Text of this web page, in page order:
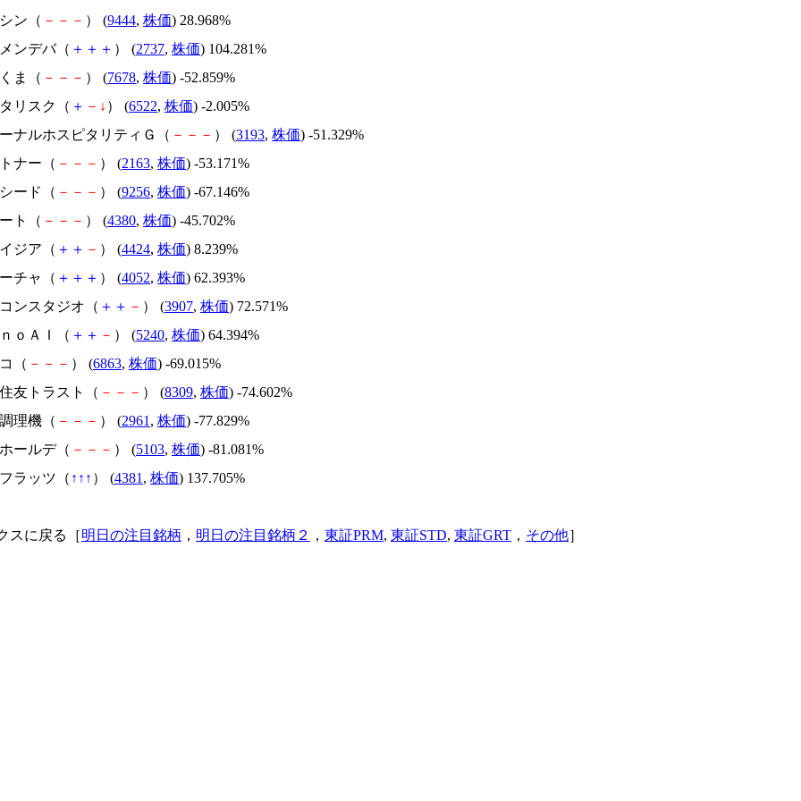
ン（ － － － ） (9444, 株価) 28.968%
ンデバ（ ＋ ＋ ＋ ） (2737, 株価) 104.281%
ま（ － － － ） (7678, 株価) -52.859%
リスク（ ＋ － ↓ ） (6522, 株価) -2.005%
ナルホスピタリティＧ（ － － － ） (3193, 株価) -51.329%
ナー（ － － － ） (2163, 株価) -53.171%
ード（ － － － ） (9256, 株価) -67.146%
ト（ － － － ） (4380, 株価) -45.702%
ジア（ ＋ ＋ － ） (4424, 株価) 8.239%
チャ（ ＋ ＋ ＋ ） (4052, 株価) 62.393%
ンスタジオ（ ＋ ＋ － ） (3907, 株価) 72.571%
ｏＡＩ（ ＋ ＋ － ） (5240, 株価) 64.394%
（ － － － ） (6863, 株価) -69.015%
友トラスト（ － － － ） (8309, 株価) -74.602%
理機（ － － － ） (2961 , 株価) -77.829%
ールデ（ － － － ） (5103, 株価) -81.081%
ラッツ（ ↑ ↑ ↑ ） (4381 , 株価) 137.705%
スに戻る［明日の注目銘柄 ， 明日の注目銘柄２ ， 東証PRM, 東証STD, 東証GRT ， その他］